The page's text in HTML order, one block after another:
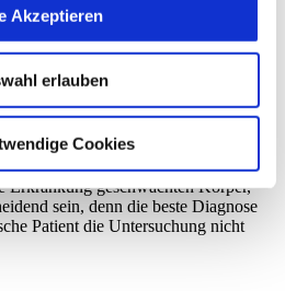
Akzeptieren
erlauben
Cookies
kann es sinnvoll sein, ihm kurz vor der
über das Futter oder über ein
spricht hierbei von einer sogenannten
Narkosemittels, sondern stellt
vor, während und unmittelbar nach
kann eine schnelle, risikoarme
Narkoseeinleitung gewährleistet
Erkrankung geschwächten Körper,
sein, denn die beste Diagnose
Patient die Untersuchung nicht